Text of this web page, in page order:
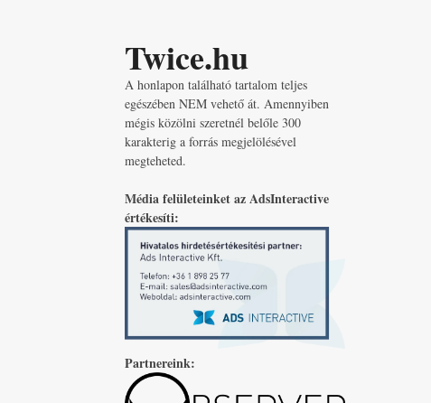
Twice.hu
A honlapon található tartalom teljes
egészében NEM vehető át. Amennyiben
mégis közölni szeretnél belőle 300
karakterig a forrás megjelölésével
megteheted.
Média felületeinket az AdsInteractive
értékesíti:
Partnereink: